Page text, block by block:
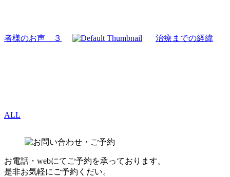
者様のお声 ３ 治療までの経緯
ALL
お電話・webにてご予約を承っております。
是非お気軽にご予約くだい。